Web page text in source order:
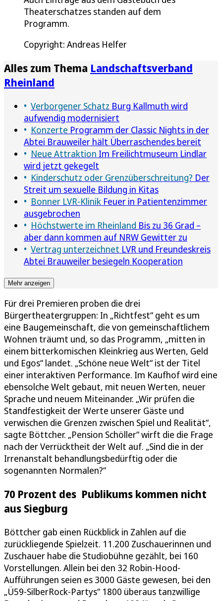
Theaterschatzes standen auf dem
Programm.
Copyright: Andreas Helfer
Alles zum Thema Landschaftsverband
Rheinland
Verborgener Schatz Burg Kallmuth wird
aufwendig modernisiert
Konzerte Programm der Classic Nights in der
Abtei Brauweiler hält Überraschendes bereit
Neue Attraktion Im Freilichtmuseum Lindlar
wird jetzt gekegelt
Kinderschutz oder Grenzüberschreitung? Der
Streit um sexuelle Bildung in Kitas
Bonner LVR-Klinik Feuer in Patientenzimmer
ausgebrochen
Höchstwerte im Rheinland Bis zu 36 Grad –
aber dann kommen auf NRW Gewitter zu
Vertrag unterzeichnet LVR und Freundeskreis
Abtei Brauweiler besiegeln Kooperation
Mehr anzeigen
Für drei Premieren proben die drei
Bürgertheatergruppen: In „Richtfest“ geht es um
eine Baugemeinschaft, die von gemeinschaftlichem
Wohnen träumt und, so das Programm, „mitten in
einem bitterkomischen Kleinkrieg aus Werten, Geld
und Egos“ landet. „Schöne neue Welt“ ist der Titel
einer interaktiven Performance. Im Kaufhof wird eine
ebensolche Welt gebaut, mit neuen Werten, neuer
Sprache und neuem Miteinander. „Wir prüfen die
Standfestigkeit der Werte unserer Gäste und
verwischen die Grenzen zwischen Spiel und Realität“,
sagte Böttcher. „Pension Schöller“ wirft die die Frage
nach der Verrücktheit der Welt auf. „Sind die in der
Irrenanstalt behandlungsbedürftig oder die
sogenannten Normalen?“
70 Prozent des Publikums kommen nicht
aus Siegburg
Böttcher gab einen Rückblick in Zahlen auf die
zurückliegende Spielzeit. 11.200 Zuschauerinnen und
Zuschauer habe die Studiobühne gezählt, bei 160
Vorstellungen. Allein bei den 32 Robin-Hood-
Aufführungen seien es 3000 Gäste gewesen, bei den
„Ü59-SilberRock-Partys“ 1800 überaus tanzwillige